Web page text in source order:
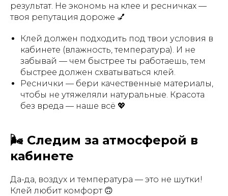
результат. Не экономь на клее и ресничках —
твоя репутация дороже 💅
Клей должен подходить под твои условия в
кабинете (влажность, температура). И не
забывай — чем быстрее ты работаешь, тем
быстрее должен схватываться клей.
Реснички — бери качественные материалы,
чтобы не утяжеляли натуральные. Красота
без вреда — наше всё 💖
🌬 Следим за атмосферой в
кабинете
Да-да, воздух и температура — это не шутки!
Клей любит комфорт 🙃